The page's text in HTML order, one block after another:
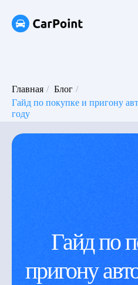
Главная / Блог /
Гайд по покупке и пригону
году
Гайд по
пригону